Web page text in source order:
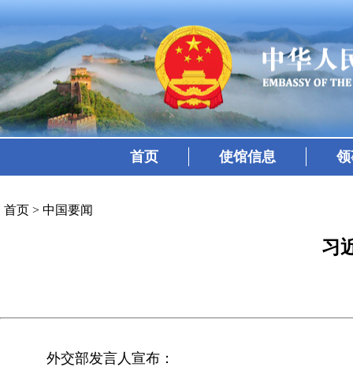
首页 使馆信息
首页 > 中国要闻
习
外交部发言人宣布：